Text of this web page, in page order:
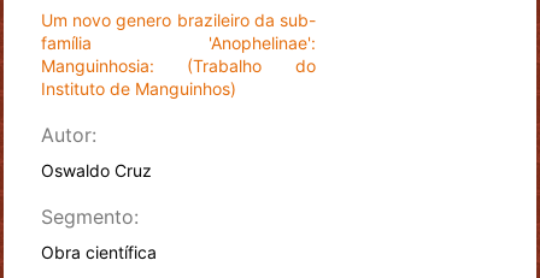
Um novo genero brazileiro da sub-
família 'Anophelinae':
Manguinhosia: (Trabalho do
Instituto de Manguinhos)
Autor:
Oswaldo Cruz
Segmento:
Obra científica